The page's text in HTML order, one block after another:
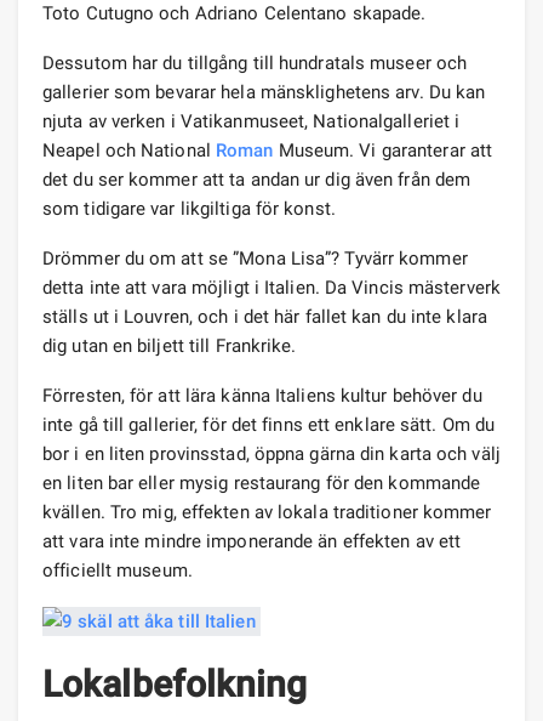
Toto Cutugno och Adriano Celentano skapade.
Dessutom har du tillgång till hundratals museer och
gallerier som bevarar hela mänsklighetens arv. Du kan
njuta av verken i Vatikanmuseet, Nationalgalleriet i
Neapel och National Roman Museum. Vi garanterar att
det du ser kommer att ta andan ur dig även från dem
som tidigare var likgiltiga för konst.
Drömmer du om att se ”Mona Lisa”? Tyvärr kommer
detta inte att vara möjligt i Italien. Da Vincis mästerverk
ställs ut i Louvren, och i det här fallet kan du inte klara
dig utan en biljett till Frankrike.
Förresten, för att lära känna Italiens kultur behöver du
inte gå till gallerier, för det finns ett enklare sätt. Om du
bor i en liten provinsstad, öppna gärna din karta och välj
en liten bar eller mysig restaurang för den kommande
kvällen. Tro mig, effekten av lokala traditioner kommer
att vara inte mindre imponerande än effekten av ett
officiellt museum.
Lokalbefolkning